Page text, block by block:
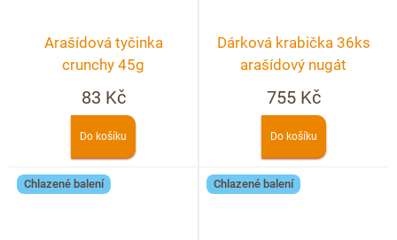
Arašídová tyčinka
crunchy 45g
83 Kč
Do košíku
Dárková krabička 36ks
arašídový nugát
755 Kč
Do košíku
Chlazené balení Chlazené balení